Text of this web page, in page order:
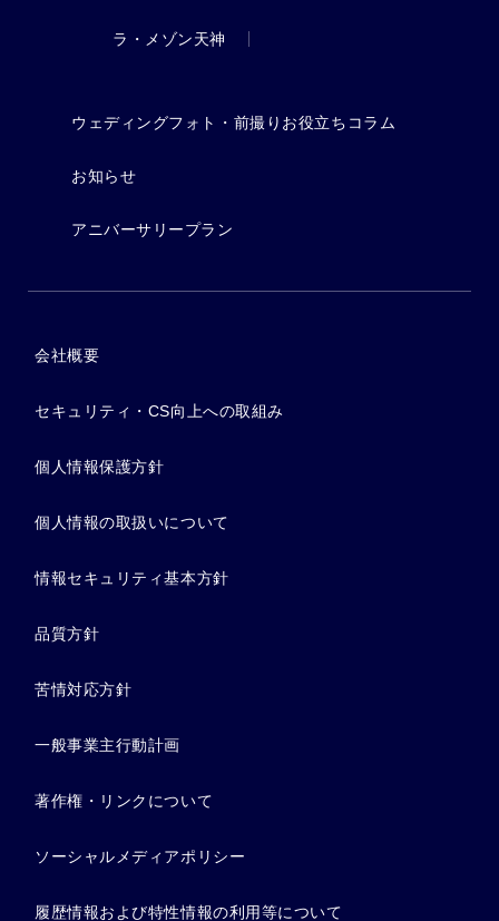
ラ・メゾン天神
ウェディングフォト・前撮りお役立ちコラム
お知らせ
アニバーサリープラン
会社概要
セキュリティ・CS向上への取組み
個人情報保護方針
個人情報の取扱いについて
情報セキュリティ基本方針
品質方針
苦情対応方針
一般事業主行動計画
著作権・リンクについて
ソーシャルメディアポリシー
履歴情報および特性情報の利用等について